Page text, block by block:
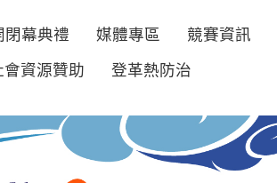
閉幕典禮 媒體專區 競賽資訊
會資源贊助 登革熱防治